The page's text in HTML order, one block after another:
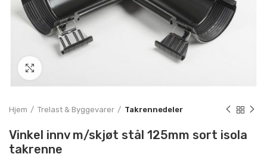
Hjem Trelast & Byggevarer Takrennedeler
Vinkel innv m/skjøt stål 125mm sort isola
takrenne